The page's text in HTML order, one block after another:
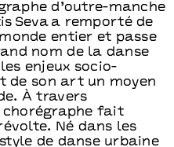
d’outre-manche
Seva a remporté de
entier et passe
nom de la danse
enjeux socio-
son art un moyen
À travers
chorégraphe fait
Né dans les
de danse urbaine